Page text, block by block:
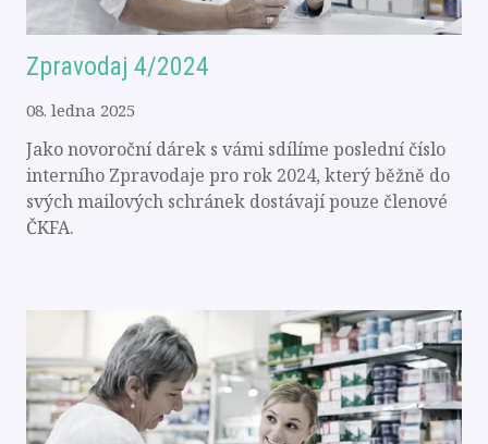
Zpravodaj 4/2024
08. ledna 2025
Jako novoroční dárek s vámi sdílíme poslední číslo
interního Zpravodaje pro rok 2024, který běžně do
svých mailových schránek dostávají pouze členové
ČKFA.